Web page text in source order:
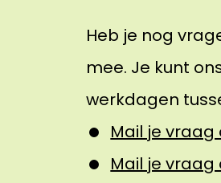
Heb je nog
mee. Je kunt
werkdagen
Mail je
Mail je